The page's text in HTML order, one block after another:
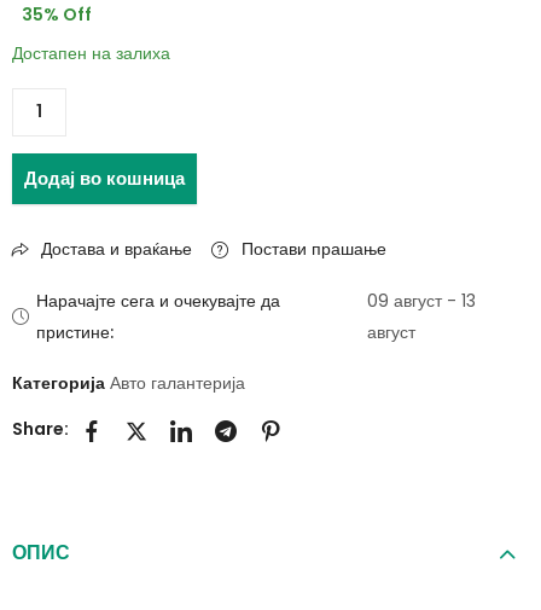
35% Off
Достапен на залиха
Додај во кошница
Достава и враќање Постави прашање
Нарачајте сега и очекувајте да
пристине:
09 август - 13
август
Категорија Авто галантерија
Share:
ОПИС